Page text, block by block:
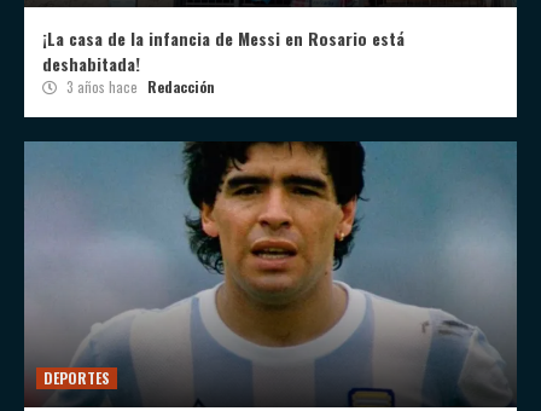
¡La casa de la infancia de Messi en Rosario está
deshabitada!
3 años hace Redacción
DEPORTES